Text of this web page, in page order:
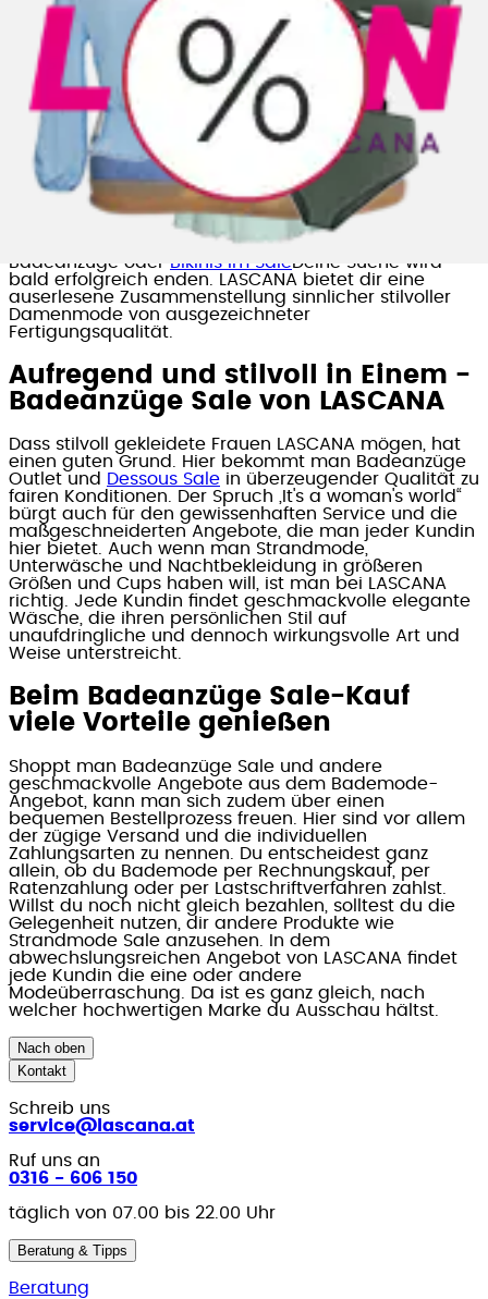
Günstige Dessous
Badeanzug günstig
Dessous online
LASCANA Sport
Günstige Badeanzüge für Damen
im Sale
Du befindest dich auf der Jagd nach aufreizender
Unterwäsche, Bikinis oder anderer Strandmode?
Dann ist das abwechslungsreiche Angebot des
LASCANA-Shops genau richtig für dich. Welche
Produkte du auch bestellen möchtest, ob
Badeanzüge oder Bikinis im SaleDeine Suche wird
bald erfolgreich enden. LASCANA bietet dir eine
auserlesene Zusammenstellung sinnlicher stilvoller
Damenmode von ausgezeichneter
Fertigungsqualität.
Aufregend und stilvoll in Einem -
Badeanzüge Sale von LASCANA
Dass stilvoll gekleidete Frauen LASCANA mögen, hat
einen guten Grund. Hier bekommt man Badeanzüge
Outlet und
Dessous Sale in überzeugender Qualität zu
fairen Konditionen. Der Spruch „It's a woman's world“
bürgt auch für den gewissenhaften Service und die
maßgeschneiderten Angebote, die man jeder Kundin
hier bietet. Auch wenn man Strandmode,
Unterwäsche und Nachtbekleidung in größeren
Größen und Cups haben will, ist man bei LASCANA
richtig. Jede Kundin findet geschmackvolle elegante
Wäsche, die ihren persönlichen Stil auf
unaufdringliche und dennoch wirkungsvolle Art und
Weise unterstreicht.
Beim Badeanzüge Sale-Kauf
viele Vorteile genießen
Shoppt man Badeanzüge Sale und andere
geschmackvolle Angebote aus dem Bademode-
Angebot, kann man sich zudem über einen
bequemen Bestellprozess freuen. Hier sind vor allem
der zügige Versand und die individuellen
Zahlungsarten zu nennen. Du entscheidest ganz
allein, ob du Bademode per Rechnungskauf, per
Ratenzahlung oder per Lastschriftverfahren zahlst.
Willst du noch nicht gleich bezahlen, solltest du die
Gelegenheit nutzen, dir andere Produkte wie
Strandmode Sale anzusehen. In dem
abwechslungsreichen Angebot von LASCANA findet
jede Kundin die eine oder andere
Modeüberraschung. Da ist es ganz gleich, nach
welcher hochwertigen Marke du Ausschau hältst.
Nach oben
Kontakt
Schreib uns
service@lascana.at
Ruf uns an
0316 - 606 150
täglich von 07.00 bis 22.00 Uhr
Beratung & Tipps
Beratung